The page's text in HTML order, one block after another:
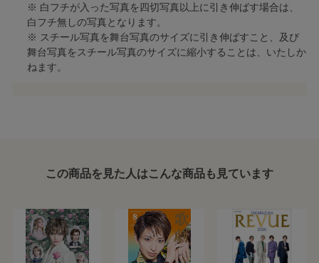
※ 白フチが入った写真を四切写真以上に引き伸ばす場合は、
白フチ無しの写真となります。
※ スチール写真を舞台写真のサイズに引き伸ばすこと、及び
舞台写真をスチール写真のサイズに縮小することは、いたしか
ねます。
この商品を見た人はこんな商品も見ています